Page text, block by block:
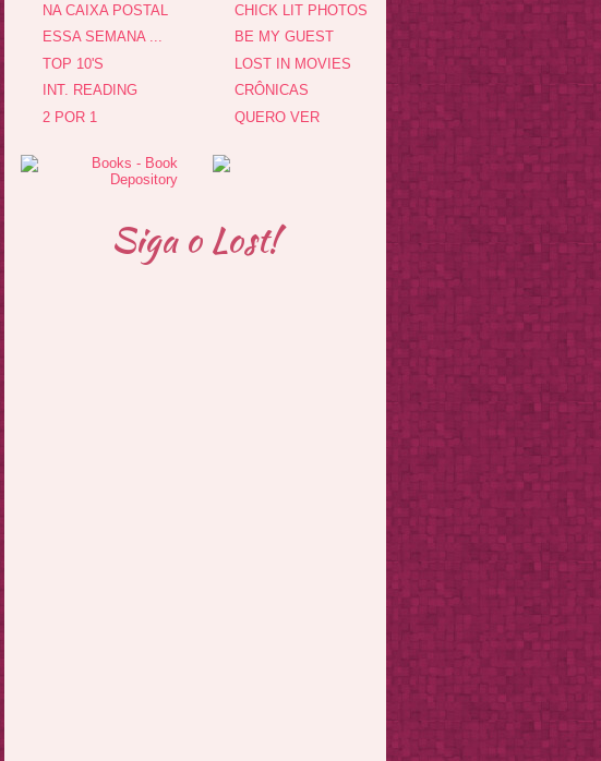
NA CAIXA POSTAL
ESSA SEMANA ...
TOP 10'S
INT. READING
2 POR 1
CHICK LIT PHOTOS
BE MY GUEST
LOST IN MOVIES
CRÔNICAS
QUERO VER
Siga o Lost!